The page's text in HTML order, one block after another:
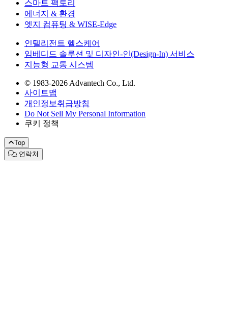
스마트 팩토리
에너지 & 환경
엣지 컴퓨팅 & WISE-Edge
인텔리전트 헬스케어
임베디드 솔루션 및 디자인-인(Design-In) 서비스
지능형 교통 시스템
© 1983-2026 Advantech Co., Ltd.
사이트맵
개인정보취급방침
Do Not Sell My Personal Information
쿠키 정책
Top
연락처